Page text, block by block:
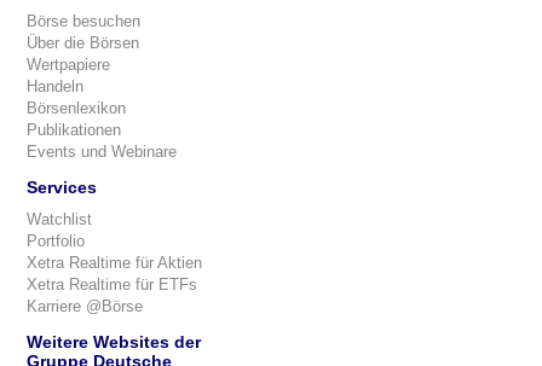
Börse besuchen
Über die Börsen
Wertpapiere
Handeln
Börsenlexikon
Publikationen
Events und Webinare
Services
Watchlist
Portfolio
Xetra Realtime für Aktien
Xetra Realtime für ETFs
Karriere @Börse
Weitere Websites der
Gruppe Deutsche